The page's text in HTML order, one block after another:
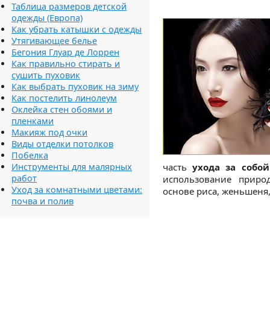
частьухода за
использование
основе риса,
Таблица размеров детской
одежды (Европа)
Как убрать катышки с одежды
Утягивающее белье
Бегония Глуар де Лоррен
Как правильно стирать и
сушить пуховик
Как выбрать пуховик на зиму
Как постелить линолеум
Оклейка стен обоями и
пленками
Макияж под очки
Виды отделки потолков
Побелка
Инструменты для малярных
работ
Уход за комнатными цветами:
почва и полив